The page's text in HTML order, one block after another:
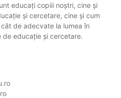
educați copiii noștri, cine și
și cercetare, cine și cum
de adecvate la lumea în
de educație și cercetare.